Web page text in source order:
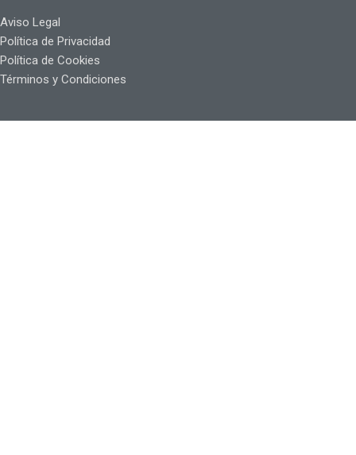
Aviso Legal
Política de Privacidad
Política de Cookies
Términos y Condiciones